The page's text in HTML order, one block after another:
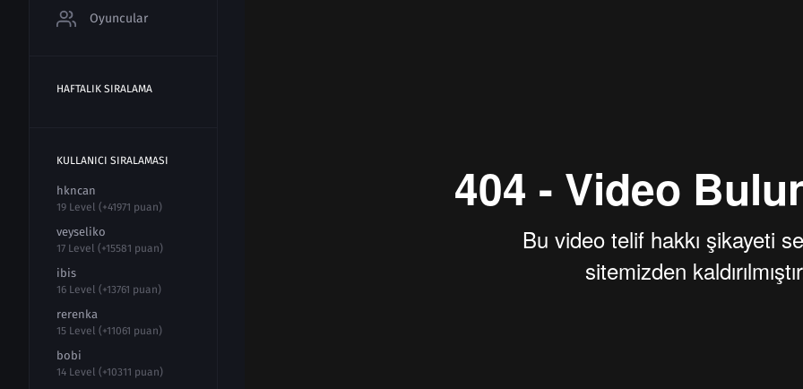
Oyuncular
HAFTALIK SIRALAMA
KULLANICI SIRALAMASI
hkncan
19 Level (+41971 puan)
veyseliko
17 Level (+15581 puan)
ibis
16 Level (+13761 puan)
rerenka
15 Level (+11061 puan)
bobi
14 Level (+10311 puan)